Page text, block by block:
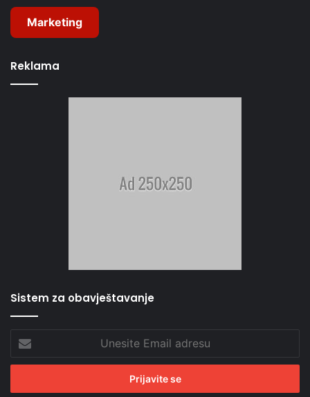
Marketing
Reklama
Sistem za obavještavanje
Email
adresu